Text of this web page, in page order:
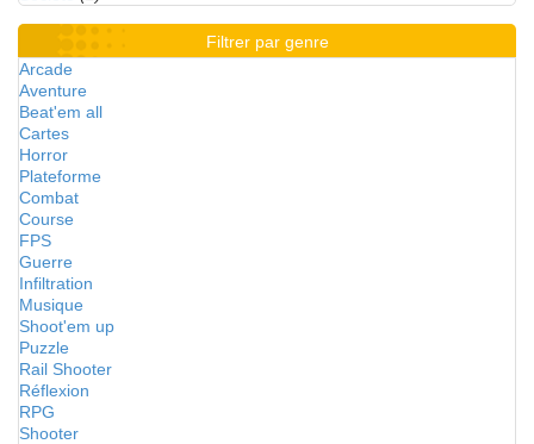
Filtrer par genre
Arcade
Aventure
Beat'em all
Cartes
Horror
Plateforme
Combat
Course
FPS
Guerre
Infiltration
Musique
Shoot'em up
Puzzle
Rail Shooter
Réflexion
RPG
Shooter